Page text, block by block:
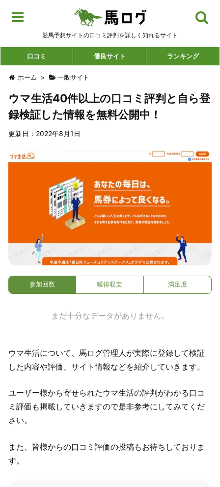
競馬予想サイトの口コミ評判を詳しく知れるサイト
口コミ 優良サイト ランキング
ホーム > 一般サイト
ウマ生活40件以上の口コミ評判と自ら登
録検証した情報を無料公開中！
更新日：2022年8月1日
参加回数 獲得収支 満足度
まだ十分なデータがありません。
ウマ生活について、馬ログ管理人が実際に登録して検証
した内容や評価、サイト情報などを紹介していきます。
ユーザー様から寄せられたウマ生活の評判がわかる口コ
ミ評価も掲載していきますので是非参考にしてみてくだ
さい。
また、皆様からの口コミ評価の投稿もお待ちしておりま
す。